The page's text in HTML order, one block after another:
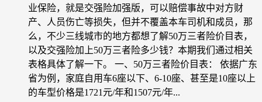
业保险，就是交强险加强版，可以赔偿事故中对方财
产、人员伤亡等损失，但并不覆盖本车司机和成员，那
么，不少三线城市的地方都想了解50万三者险价目表，
以及交强险加上50万三者险多少钱？本期我们通过相关
表格具体了解一下。 一、50万三者险价目表： 依据广东
省为例，家庭自用车6座以下、6-10座、甚至是10座以上
的车型价格是1721元/年和1507元/年...